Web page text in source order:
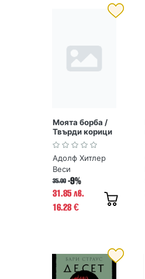
Моята борба /
Твърди корици
Адолф Хитлер
Веси
35.00 -9%
31.85 лв.
16.28€